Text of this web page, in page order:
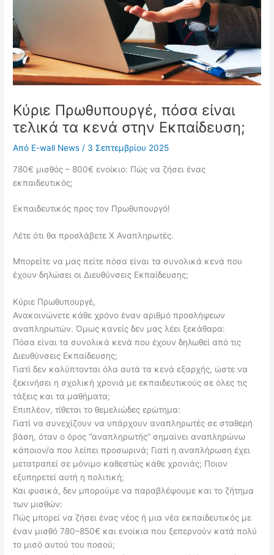
Κύριε Πρωθυπουργέ, πόσα είναι
τελικά τα κενά στην Εκπαίδευση;
Από E-wall News/ 3 Σεπτεμβρίου 2025
780€ μισθός – 800€ ενοίκιο: Πώς να ζήσει ένας
εκπαιδευτικός;
Εκπαιδευτικός προς τον Πρωθυπουργό!
Λέτε ότι θα προσλάβετε Χ Αναπληρωτές.
Μπορείτε να μας πείτε πόσα είναι τα συνολικά κενά που
έχουν δηλώσει οι Διευθύνσεις Εκπαίδευσης;
Κύριε Πρωθυπουργέ,
Ανακοινώνετε κάθε χρόνο έναν αριθμό προσλήψεων
αναπληρωτών. Όμως κανείς δεν μας λέει ξεκάθαρα:
Πόσα είναι τα συνολικά κενά που έχουν δηλωθεί από τις
Διευθύνσεις Εκπαίδευσης;
Γιατί δεν καλύπτονται όλα αυτά τα κενά εξαρχής, ώστε να
ξεκινήσει η σχολική χρονιά με εκπαιδευτικούς σε όλες τις
τάξεις και τα μαθήματα;
Επιπλέον, τίθεται το θεμελιώδες ερώτημα:
Γιατί να συνεχίζουν να υπάρχουν αναπληρωτές σε σταθερή
βάση, όταν ο όρος “αναπληρωτής” σημαίνει αναπληρώνω
κάποιον/α που λείπει προσωρινά; Γιατί η αναπλήρωση έχει
μετατραπεί σε μόνιμο καθεστώς κάθε χρονιάς; Ποιον
εξυπηρετεί αυτή η πολιτική;
Και φυσικά, δεν μπορούμε να παραβλέψουμε και το ζήτημα
των μισθών:
Πώς μπορεί να ζήσει ένας νέος ή μια νέα εκπαιδευτικός με
έναν μισθό 780–850€ και ενοίκια που ξεπερνούν κατά πολύ
το μισό αυτού του ποσού;